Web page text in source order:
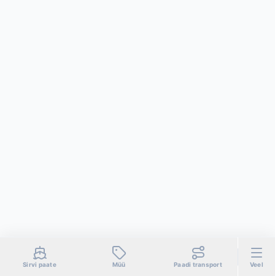
Sirvi paate Müü Paadi transport Veel